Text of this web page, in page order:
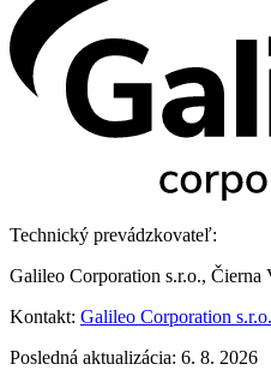
Technický prevádzkovateľ:
Galileo Corporation s.r.o., Čierna
Kontakt: Galileo Corporation s.r.o.
Posledná aktualizácia: 6. 8. 2026